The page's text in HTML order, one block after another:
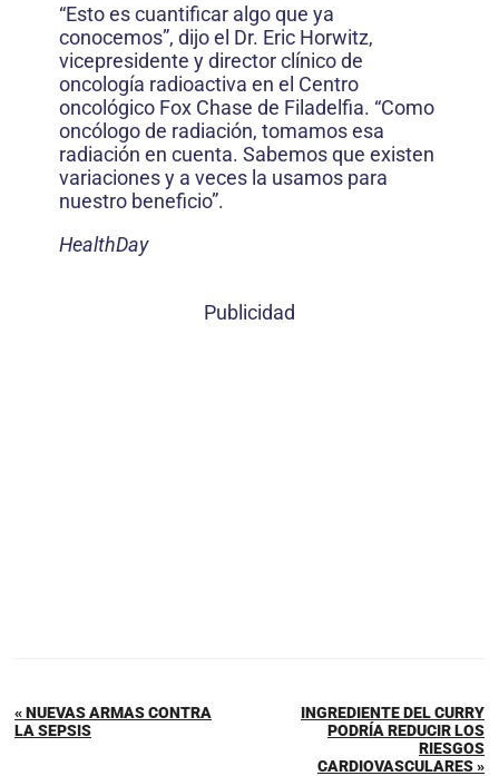
“Esto es cuantificar algo que ya
conocemos”, dijo el Dr. Eric Horwitz,
vicepresidente y director clínico de
oncología radioactiva en el Centro
oncológico Fox Chase de Filadelfia. “Como
oncólogo de radiación, tomamos esa
radiación en cuenta. Sabemos que existen
variaciones y a veces la usamos para
nuestro beneficio”.
HealthDay
Publicidad
« NUEVAS ARMAS CONTRA
LA SEPSIS
INGREDIENTE DEL CURRY
PODRÍA REDUCIR LOS
RIESGOS
CARDIOVASCULARES »